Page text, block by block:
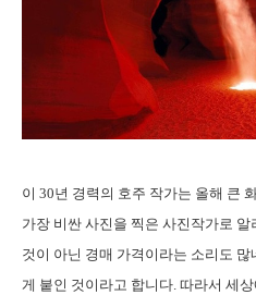
이 30년 경력의 호주 작가는 올해 큰
가장 비싼 사진을 찍은 사진작가로
것이 아닌 경매 가격이라는 소리도
게 붙인 것이라고 합니다. 따라서 세